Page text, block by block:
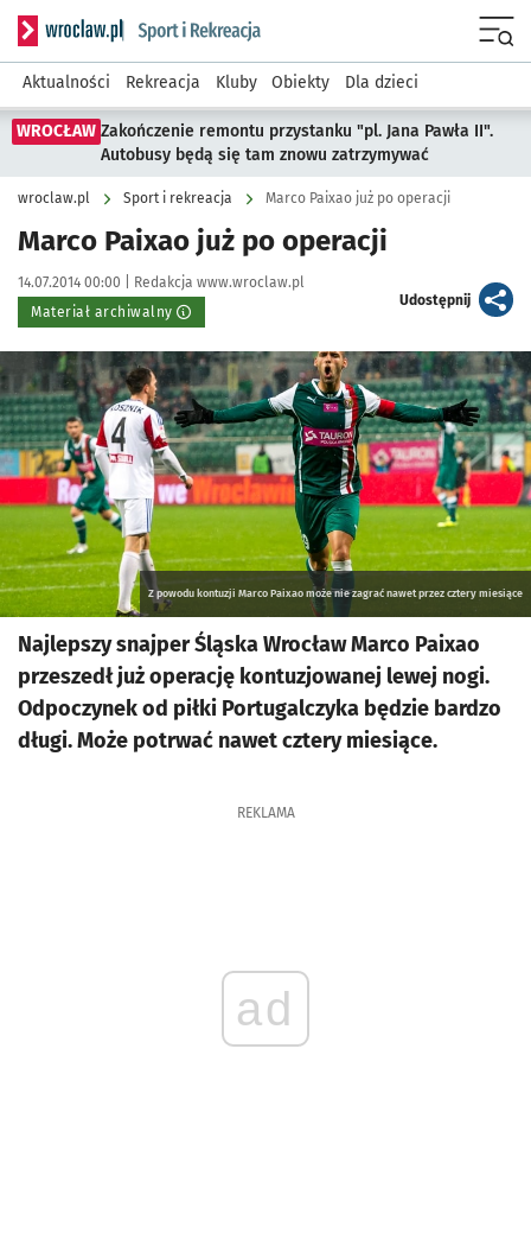
Serwis informacyjny wroclaw.pl podserwis: Sport i rekreacja
Aktualności Rekreacja Kluby Obiekty Dla dzieci
WROCŁAW Zakończenie remontu przystanku "pl. Jana Pawła II".
Autobusy będą się tam znowu zatrzymywać
wroclaw.pl Sport i rekreacja Marco Paixao już po operacji
Marco Paixao już po operacji
Data publikacji:
14.07.2014 00:00 | Autor:
Redakcja www.wroclaw.pl
Materiał archiwalny
Udostępnijartykuł
Kliknij, aby powiększyć
Z powodu kontuzji Marco Paixao może nie zagrać nawet przez cztery miesiące
Najlepszy snajper Śląska Wrocław Marco Paixao
przeszedł już operację kontuzjowanej lewej nogi.
Odpoczynek od piłki Portugalczyka będzie bardzo
długi. Może potrwać nawet cztery miesiące.
REKLAMA
ad